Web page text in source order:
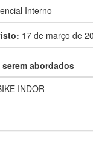
Interno
17 de março de
abordados
INDOR